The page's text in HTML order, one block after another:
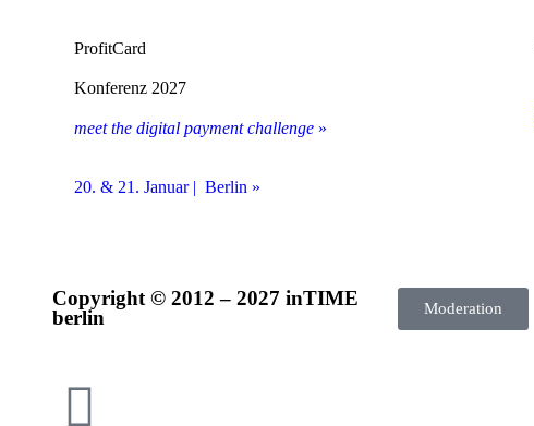
ProfitCard
Konferenz 2027
meet the digital payment challenge »
20. & 21. Januar | Berlin »
Copyright © 2012 – 2027 inTIME
berlin
Moderation